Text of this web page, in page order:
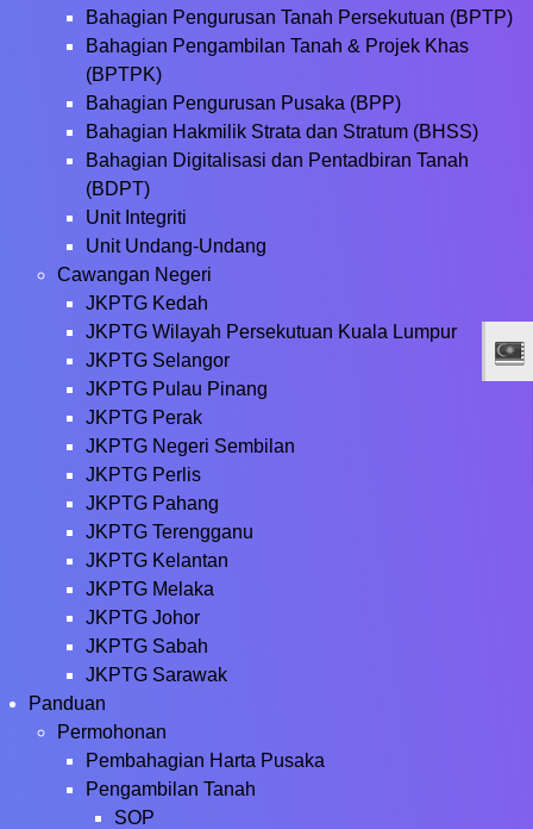
Bahagian Pengurusan Tanah Persekutuan (BPTP)
Bahagian Pengambilan Tanah & Projek Khas
(BPTPK)
Bahagian Pengurusan Pusaka (BPP)
Bahagian Hakmilik Strata dan Stratum (BHSS)
Bahagian Digitalisasi dan Pentadbiran Tanah
(BDPT)
Unit Integriti
Unit Undang-Undang
Cawangan Negeri
JKPTG Kedah
JKPTG Wilayah Persekutuan Kuala Lumpur
JKPTG Selangor
JKPTG Pulau Pinang
JKPTG Perak
JKPTG Negeri Sembilan
JKPTG Perlis
JKPTG Pahang
JKPTG Terengganu
JKPTG Kelantan
JKPTG Melaka
JKPTG Johor
JKPTG Sabah
JKPTG Sarawak
Panduan
Permohonan
Pembahagian Harta Pusaka
Pengambilan Tanah
SOP